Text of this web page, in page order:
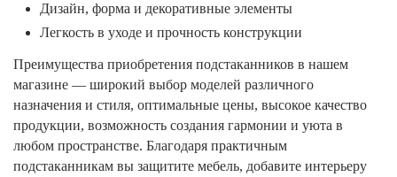
Дизайн, форма и декоративные элементы
Легкость в уходе и прочность конструкции
Преимущества приобретения подстаканников в нашем
магазине — широкий выбор моделей различного
назначения и стиля, оптимальные цены, высокое качество
продукции, возможность создания гармонии и уюта в
любом пространстве. Благодаря практичным
подстаканникам вы защитите мебель, добавите интерьеру